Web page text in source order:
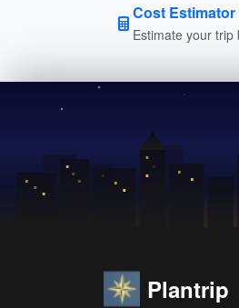
Cost Estimator
Estimate your trip
Plantrip